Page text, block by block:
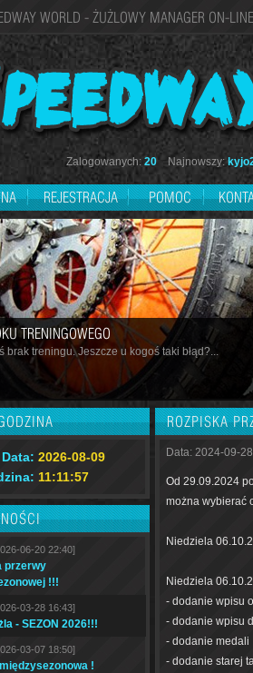
WORLD - ŻUŻLOWY MANAGER
Zalogowanych:20 Najnowszy:
REJESTRACJA POMOC
TRENINGOWEGO
brak treningu. Jeszcze u kogoś taki błąd?...
Data: 2026-08-09
11:11:58
06-20 22:40]
przerwy
!!!
03-28 16:43]
- SEZON 2026!!!
03-07 18:50]
!
ROZPISKA
Data: 2024-09-
Od 29.09.2024
można wybierać
Niedziela
Niedziela
- dodanie wpisu
- dodanie wpisu
- dodanie medali
- dodanie starej